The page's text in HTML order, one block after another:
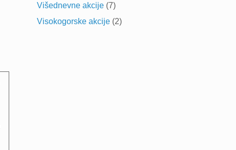
Višednevne akcije (7)
Visokogorske akcije (2)